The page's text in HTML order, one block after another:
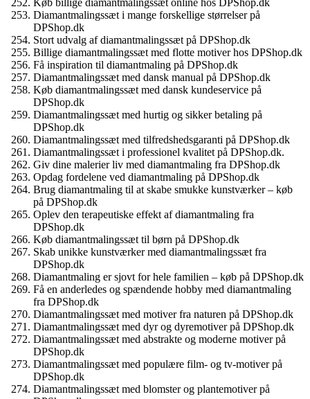
Køb billige diamantmalingssæt online hos DPShop.dk
Diamantmalingssæt i mange forskellige størrelser på
DPShop.dk
Stort udvalg af diamantmalingssæt på DPShop.dk
Billige diamantmalingssæt med flotte motiver hos DPShop.dk
Få inspiration til diamantmaling på DPShop.dk
Diamantmalingssæt med dansk manual på DPShop.dk
Køb diamantmalingssæt med dansk kundeservice på
DPShop.dk
Diamantmalingssæt med hurtig og sikker betaling på
DPShop.dk
Diamantmalingssæt med tilfredshedsgaranti på DPShop.dk
Diamantmalingssæt i professionel kvalitet på DPShop.dk.
Giv dine malerier liv med diamantmaling fra DPShop.dk
Opdag fordelene ved diamantmaling på DPShop.dk
Brug diamantmaling til at skabe smukke kunstværker – køb
på DPShop.dk
Oplev den terapeutiske effekt af diamantmaling fra
DPShop.dk
Køb diamantmalingssæt til børn på DPShop.dk
Skab unikke kunstværker med diamantmalingssæt fra
DPShop.dk
Diamantmaling er sjovt for hele familien – køb på DPShop.dk
Få en anderledes og spændende hobby med diamantmaling
fra DPShop.dk
Diamantmalingssæt med motiver fra naturen på DPShop.dk
Diamantmalingssæt med dyr og dyremotiver på DPShop.dk
Diamantmalingssæt med abstrakte og moderne motiver på
DPShop.dk
Diamantmalingssæt med populære film- og tv-motiver på
DPShop.dk
Diamantmalingssæt med blomster og plantemotiver på